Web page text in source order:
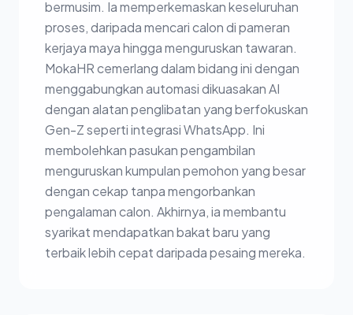
bermusim. Ia memperkemaskan keseluruhan
proses, daripada mencari calon di pameran
kerjaya maya hingga menguruskan tawaran.
MokaHR cemerlang dalam bidang ini dengan
menggabungkan automasi dikuasakan AI
dengan alatan penglibatan yang berfokuskan
Gen-Z seperti integrasi WhatsApp. Ini
membolehkan pasukan pengambilan
menguruskan kumpulan pemohon yang besar
dengan cekap tanpa mengorbankan
pengalaman calon. Akhirnya, ia membantu
syarikat mendapatkan bakat baru yang
terbaik lebih cepat daripada pesaing mereka.